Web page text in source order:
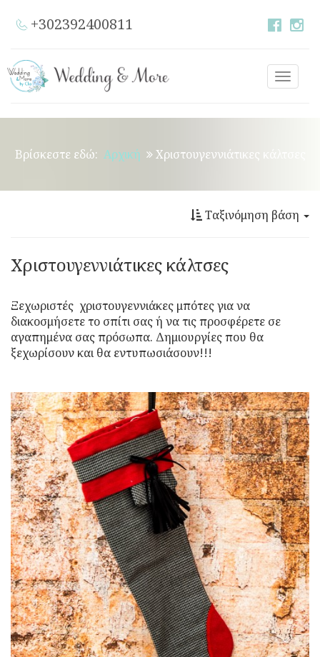
+302392400811
Toggle
Βρίσκεστε εδώ: Αρχική Χριστουγεννιάτικες κάλτσες
Ταξινόμηση βάση
Χριστουγεννιάτικες κάλτσες
Ξεχωριστές χριστουγεννιάκες μπότες για να
διακοσμήσετε το σπίτι σας ή να τις προσφέρετε σε
αγαπημένα σας πρόσωπα. Δημιουργίες που θα
ξεχωρίσουν και θα εντυπωσιάσουν!!!